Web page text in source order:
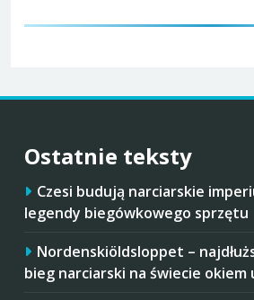
Ostatnie teksty
Czesi budują narciarskie
legendy biegówkowego sprzętu
Nordenskiöldsloppet –
bieg narciarski na świecie okiem